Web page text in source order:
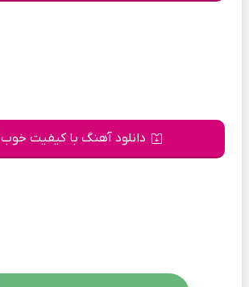
دانلود آهنگ با کیفیت خوب 128